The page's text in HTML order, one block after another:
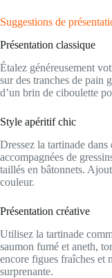
Suggestions de
Présentation classique
Étalez généreusement
sur des tranches de pain
d’un brin de ciboulette
Style apéritif chic
Dressez la tartinade
accompagnées de
taillés en bâtonnets.
couleur.
Présentation créative
Utilisez la tartinade
saumon fumé et aneth,
encore figues fraîches et
surprenante.